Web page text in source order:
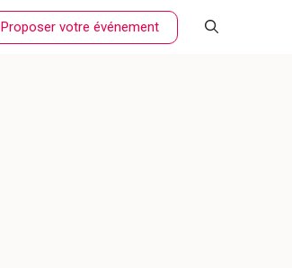
Proposer votre événement